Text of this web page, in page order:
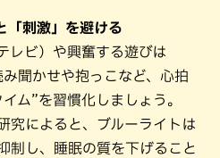
「刺激」を避ける
レビ）や興奮する遊びは
聞かせや抱っこなど、心拍
ム”を習慣化しましょう。
究によると、ブルーライトは
制し、睡眠の質を下げること